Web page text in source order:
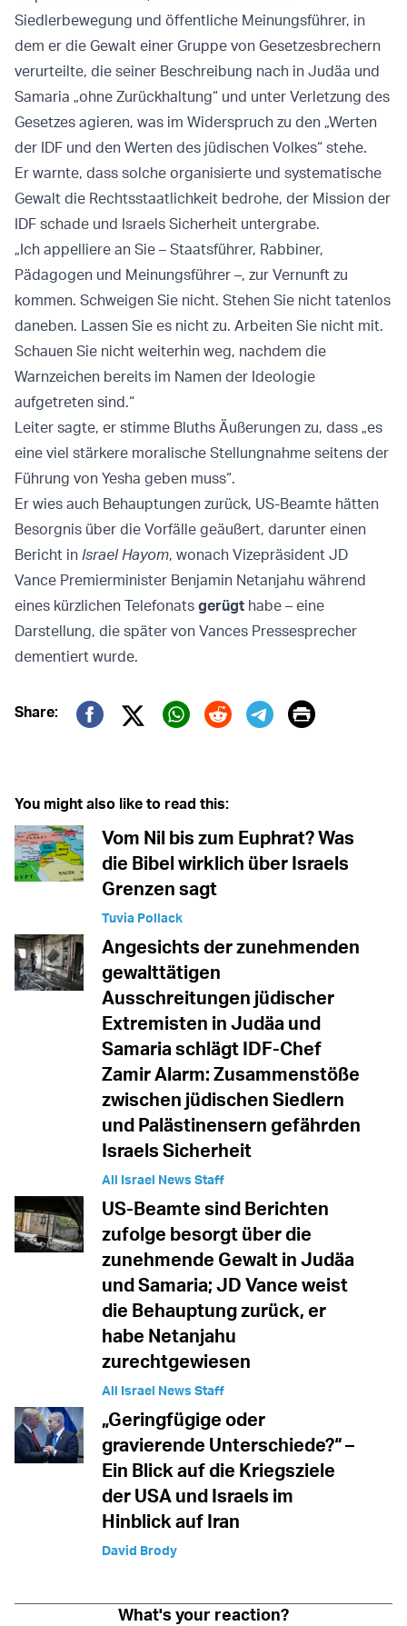
Siedlerbewegung und öffentliche Meinungsführer, in
dem er die Gewalt einer Gruppe von Gesetzesbrechern
verurteilte, die seiner Beschreibung nach in Judäa und
Samaria „ohne Zurückhaltung“ und unter Verletzung des
Gesetzes agieren, was im Widerspruch zu den „Werten
der IDF und den Werten des jüdischen Volkes“ stehe.
Er warnte, dass solche organisierte und systematische
Gewalt die Rechtsstaatlichkeit bedrohe, der Mission der
IDF schade und Israels Sicherheit untergrabe.
„Ich appelliere an Sie – Staatsführer, Rabbiner,
Pädagogen und Meinungsführer –, zur Vernunft zu
kommen. Schweigen Sie nicht. Stehen Sie nicht tatenlos
daneben. Lassen Sie es nicht zu. Arbeiten Sie nicht mit.
Schauen Sie nicht weiterhin weg, nachdem die
Warnzeichen bereits im Namen der Ideologie
aufgetreten sind.“
Leiter sagte, er stimme Bluths Äußerungen zu, dass „es
eine viel stärkere moralische Stellungnahme seitens der
Führung von Yesha geben muss“.
Er wies auch Behauptungen zurück, US-Beamte hätten
Besorgnis über die Vorfälle geäußert, darunter einen
Bericht in Israel Hayom, wonach Vizepräsident JD
Vance Premierminister Benjamin Netanjahu während
eines kürzlichen Telefonats gerügt habe – eine
Darstellung, die später von Vances Pressesprecher
dementiert wurde.
Share:
Twitter (X)
Print
You might also like to read this:
Vom Nil bis zum Euphrat? Was
die Bibel wirklich über Israels
Grenzen sagt
Tuvia Pollack
Angesichts der zunehmenden
gewalttätigen
Ausschreitungen jüdischer
Extremisten in Judäa und
Samaria schlägt IDF-Chef
Zamir Alarm: Zusammenstöße
zwischen jüdischen Siedlern
und Palästinensern gefährden
Israels Sicherheit
All Israel News Staff
US-Beamte sind Berichten
zufolge besorgt über die
zunehmende Gewalt in Judäa
und Samaria; JD Vance weist
die Behauptung zurück, er
habe Netanjahu
zurechtgewiesen
All Israel News Staff
„Geringfügige oder
gravierende Unterschiede?“ –
Ein Blick auf die Kriegsziele
der USA und Israels im
Hinblick auf Iran
David Brody